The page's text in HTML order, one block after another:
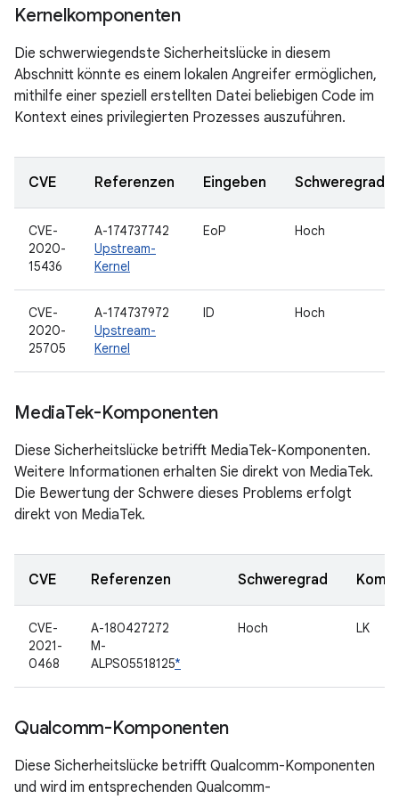
Kernelkomponenten
Die schwerwiegendste Sicherheitslücke in diesem
Abschnitt könnte es einem lokalen Angreifer ermöglichen,
mithilfe einer speziell erstellten Datei beliebigen Code im
Kontext eines privilegierten Prozesses auszuführen.
CVE Referenzen Eingeben Schweregrad
CVE-
2020-
15436
A-174737742
Upstream-
Kernel
EoP Hoch
CVE-
2020-
25705
A-174737972
Upstream-
Kernel
ID Hoch
MediaTek-Komponenten
Diese Sicherheitslücke betrifft MediaTek-Komponenten.
Weitere Informationen erhalten Sie direkt von MediaTek.
Die Bewertung der Schwere dieses Problems erfolgt
direkt von MediaTek.
CVE Referenzen Schweregrad
CVE-
2021-
0468
A-180427272
M-
ALPS05518125*
Hoch LK
Qualcomm-Komponenten
Diese Sicherheitslücke betrifft Qualcomm-Komponenten
und wird im entsprechenden Qualcomm-